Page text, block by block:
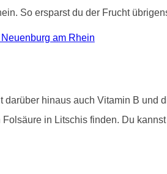
So ersparst du der Frucht
am Rhein
hinaus auch Vitamin B und
in Litschis finden. Du